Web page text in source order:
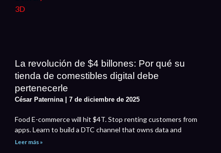
La revolución de $4 billones: Por qué su
tienda de comestibles digital debe
pertenecerle
César Paternina 7 de diciembre de 2025
Food E-commerce will hit $4T. Stop renting customers from
apps. Learn to build a DTC channel that owns data and
Leer más »